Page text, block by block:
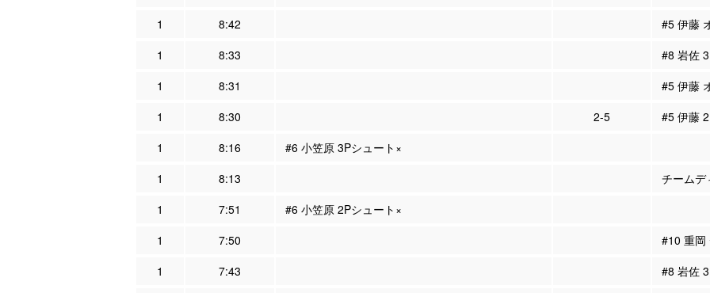
1
8:42
#5 伊藤
1
8:33
#8 岩佐
1
8:31
#5 伊藤
1
8:30 2-5
#5 伊藤
1
8:16
#6 小笠原 3Pシュート×
1
8:13
チームデ
1
7:51
#6 小笠原 2Pシュート×
1
7:50
#10 重岡
1
7:43
#8 岩佐